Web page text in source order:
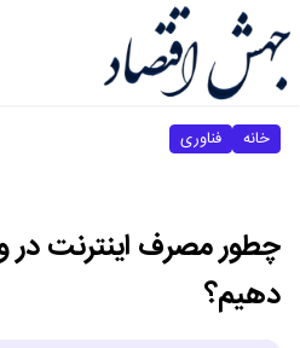
خانه فناوری
چطور مصرف اینترنت در
دهیم؟